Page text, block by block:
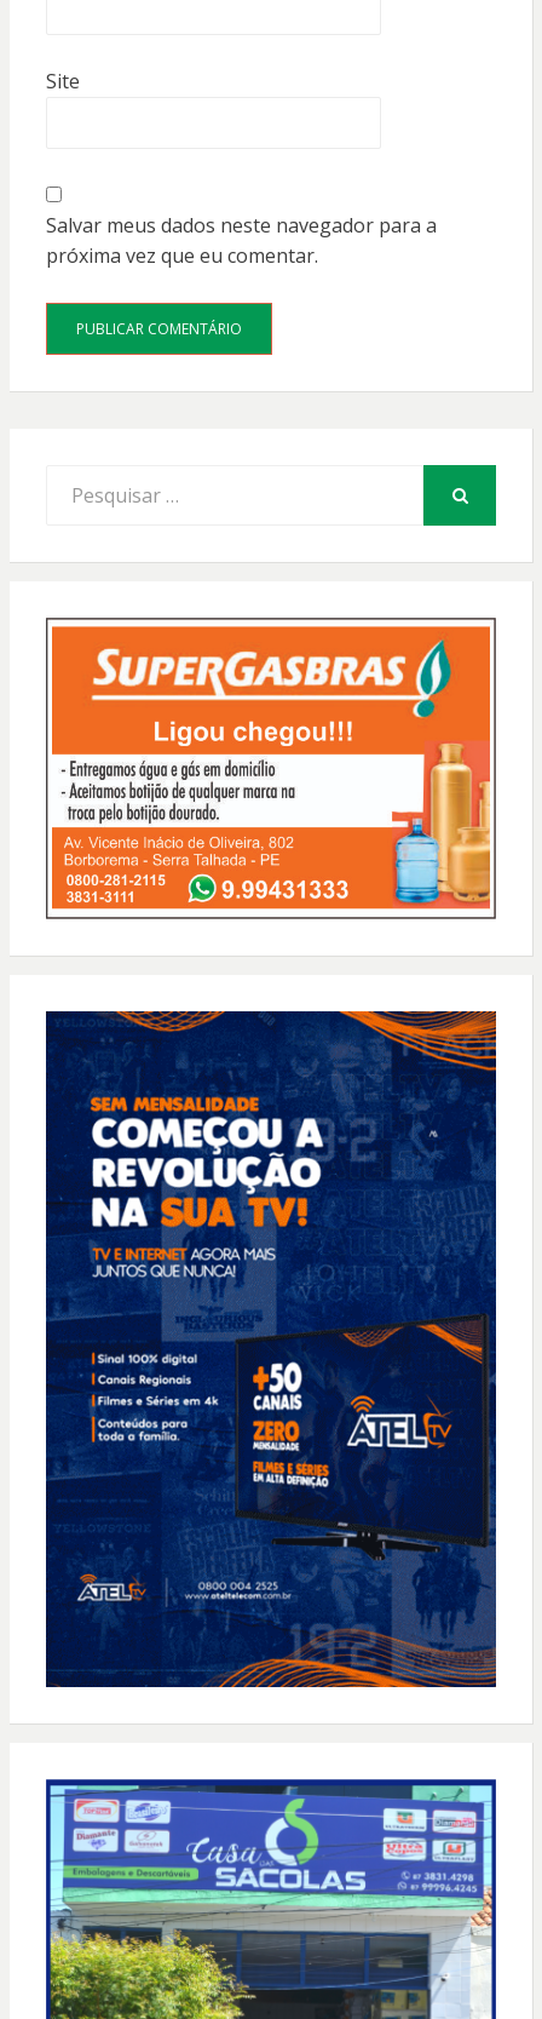
Site
Salvar meus dados neste navegador para a
próxima vez que eu comentar.
por: